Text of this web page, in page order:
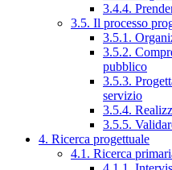
3.4.4.
3.5. Il processo
3.5.1.
3.5.2.
pubblico
3.5.3.
servizio
3.5.4.
3.5.5.
4. Ricerca progettuale
4.1. Ricerca